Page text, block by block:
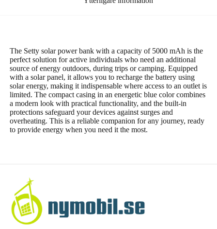
The Setty solar power bank with a capacity of 5000 mAh is the
perfect solution for active individuals who need an additional
source of energy outdoors, during trips or camping. Equipped
with a solar panel, it allows you to recharge the battery using
solar energy, making it indispensable where access to an outlet is
limited. The compact casing in an energetic blue color combines
a modern look with practical functionality, and the built-in
protections safeguard your devices against surges and
overheating. This is a reliable companion for any journey, ready
to provide energy when you need it the most.